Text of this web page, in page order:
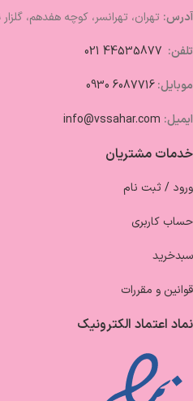
آدرس: تهران، تهرانسر، کوچه هفدهم، گلزار 9
تلفن:
موبایل:6087716 0930
ایمیل: info@vssahar.com
خدمات مشتریان
ورود / ثبت نام
حساب کاربری
سبدخرید
قوانین و مقررات
نماد اعتماد الکترونیک